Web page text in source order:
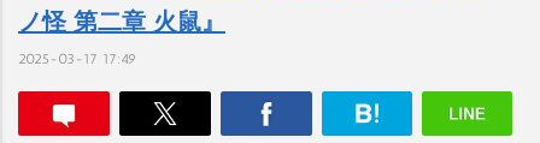
ノ怪 第二章 火鼠』
2025-03-17 17:49